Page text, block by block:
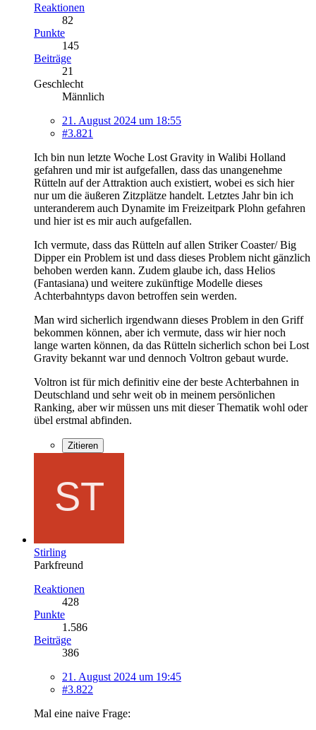
Reaktionen
82
Punkte
145
Beiträge
21
Geschlecht
Männlich
21. August 2024 um 18:55
#3.821
Ich bin nun letzte Woche Lost Gravity in Walibi Holland
gefahren und mir ist aufgefallen, dass das unangenehme
Rütteln auf der Attraktion auch existiert, wobei es sich hier
nur um die äußeren Zitzplätze handelt. Letztes Jahr bin ich
unteranderem auch Dynamite im Freizeitpark Plohn gefahren
und hier ist es mir auch aufgefallen.
Ich vermute, dass das Rütteln auf allen Striker Coaster/ Big
Dipper ein Problem ist und dass dieses Problem nicht gänzlich
behoben werden kann. Zudem glaube ich, dass Helios
(Fantasiana) und weitere zukünftige Modelle dieses
Achterbahntyps davon betroffen sein werden.
Man wird sicherlich irgendwann dieses Problem in den Griff
bekommen können, aber ich vermute, dass wir hier noch
lange warten können, da das Rütteln sicherlich schon bei Lost
Gravity bekannt war und dennoch Voltron gebaut wurde.
Voltron ist für mich definitiv eine der beste Achterbahnen in
Deutschland und sehr weit ob in meinem persönlichen
Ranking, aber wir müssen uns mit dieser Thematik wohl oder
übel erstmal abfinden.
Zitieren
Stirling
Parkfreund
Reaktionen
428
Punkte
1.586
Beiträge
386
21. August 2024 um 19:45
#3.822
Mal eine naive Frage: